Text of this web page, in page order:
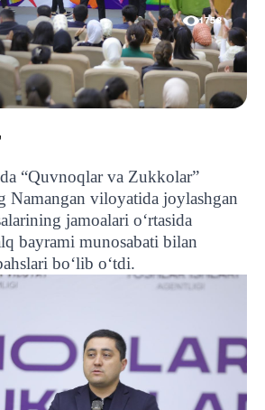
1758
“Quvnoqlar va Zukkolar”
Namangan viloyatida joylashgan
jamoalari oʻrtasida
bayrami munosabati bilan
boʻlib oʻtdi.